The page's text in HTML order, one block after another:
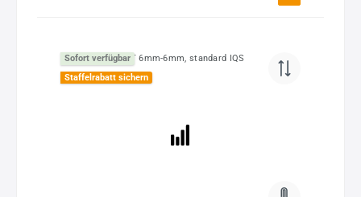
Sofort verfügbar
Staffelrabatt sichern